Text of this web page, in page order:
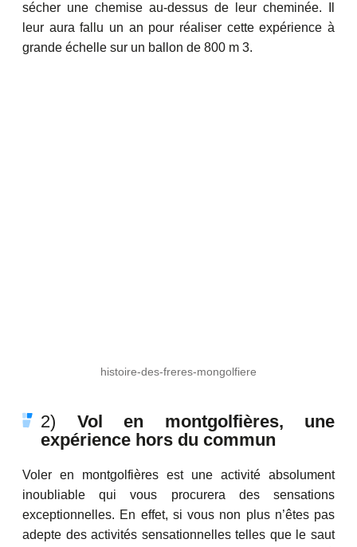
sécher une chemise au-dessus de leur cheminée. Il
leur aura fallu un an pour réaliser cette expérience à
grande échelle sur un ballon de 800 m 3.
histoire-des-freres-mongolfiere
2) Vol en montgolfières, une
expérience hors du commun
Voler en montgolfières est une activité absolument
inoubliable qui vous procurera des sensations
exceptionnelles. En effet, si vous non plus n’êtes pas
adepte des activités sensationnelles telles que le saut